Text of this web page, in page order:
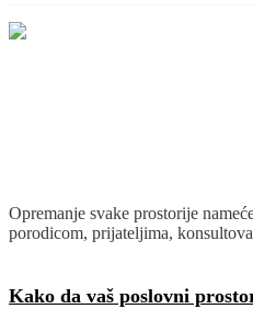
Opremanje svake prostorije
porodicom, prijateljima,
Kako da vaš poslovni